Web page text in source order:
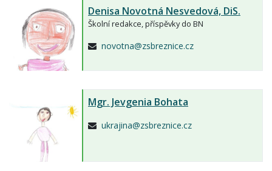
Denisa Novotná Nesvedová, DiS.
Školní redakce, příspěvky do BN
novotna@zsbreznice.cz
Mgr. Jevgenia Bohata
ukrajina@zsbreznice.cz